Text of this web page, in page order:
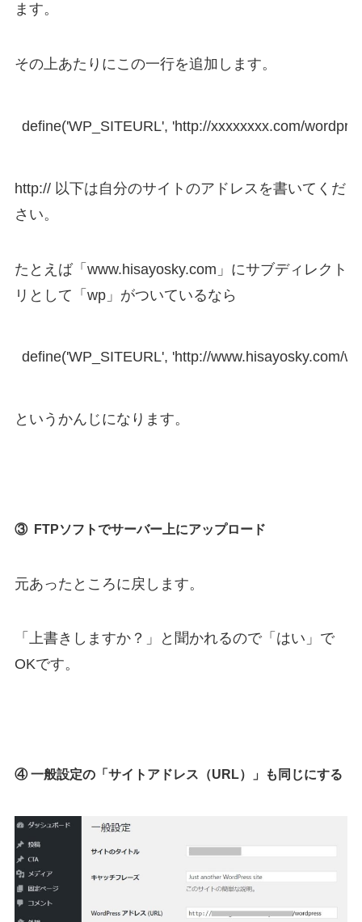
ます。
その上あたりにこの一行を追加します。
define('WP_SITEURL', 'http://xxxxxxxx.com/
http:// 以下は自分のサイトのアドレスを書いてくだ
さい。
たとえば「www.hisayosky.com」にサブディレクト
リとして「wp」がついているなら
define('WP_SITEURL', 'http://www.hisayosky.com/
というかんじになります。
③ FTPソフトでサーバー上にアップロード
元あったところに戻します。
「上書きしますか？」と聞かれるので「はい」で
OKです。
④ 一般設定の「サイトアドレス（URL）」も同じにする